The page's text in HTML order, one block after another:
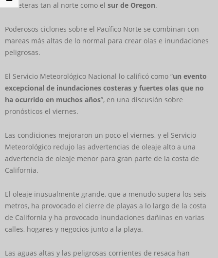
carreteras tan al norte como el sur de Oregon.
Poderosos ciclones sobre el Pacífico Norte se combinan con
mareas más altas de lo normal para crear olas e inundaciones
peligrosas.
El Servicio Meteorológico Nacional lo calificó como “un evento
excepcional de inundaciones costeras y fuertes olas que no
ha ocurrido en muchos años”, en una discusión sobre
pronósticos el viernes.
Las condiciones mejoraron un poco el viernes, y el Servicio
Meteorológico redujo las advertencias de oleaje alto a una
advertencia de oleaje menor para gran parte de la costa de
California.
El oleaje inusualmente grande, que a menudo supera los seis
metros, ha provocado el cierre de playas a lo largo de la costa
de California y ha provocado inundaciones dañinas en varias
calles, hogares y negocios junto a la playa.
Las aguas altas y las peligrosas corrientes de resaca han